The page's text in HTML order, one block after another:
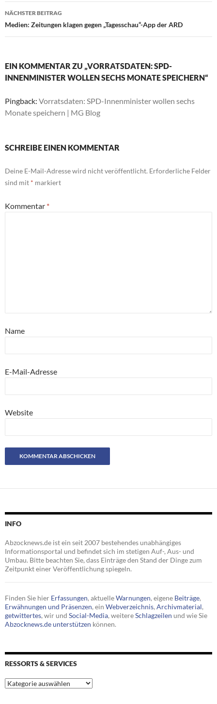
NÄCHSTER BEITRAG
Medien: Zeitungen klagen gegen „Tagesschau“-App der ARD
EIN KOMMENTAR ZU „VORRATSDATEN: SPD-
INNENMINISTER WOLLEN SECHS MONATE SPEICHERN“
Pingback: Vorratsdaten: SPD-Innenminister wollen sechs
Monate speichern | MG Blog
SCHREIBE EINEN KOMMENTAR
Deine E-Mail-Adresse wird nicht veröffentlicht. Erforderliche Felder
sind mit * markiert
Kommentar *
Name
E-Mail-Adresse
Website
INFO
Abzocknews.de ist ein seit 2007 bestehendes unabhängiges
Informationsportal und befindet sich im stetigen Auf-, Aus- und
Umbau. Bitte beachten Sie, dass Einträge den Stand der Dinge zum
Zeitpunkt einer Veröffentlichung spiegeln.
Finden Sie hier Erfassungen, aktuelleWarnungen, eigene Beiträge,
Erwähnungen und Präsenzen, ein Webverzeichnis, Archivmaterial,
getwittertes, wir und Social-Media, weitereSchlagzeilen und wie Sie
Abzocknews.de unterstützen können.
RESSORTS & SERVICES
Ressorts
&